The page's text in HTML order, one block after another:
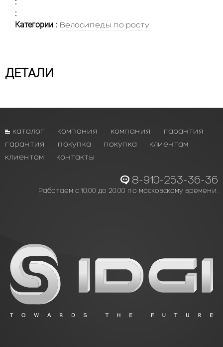
:
Категории : Велосипеды по росту
ДЕТАЛИ
каталог компания компания
гарантия
гарантия
покупка покупка
клиентам
клиентам
контакты
8-910-253-36-36
Работаем с 10.00 до 20.00 по московскому времени.